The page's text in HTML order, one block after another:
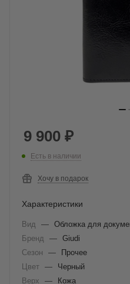
9 900 ₽
Есть в наличии
Хочу в подарок
Характеристики
Вид — Обложка для
Бренд
— Giudi
Сезон
—
Прочее
Цвет —
Черный
Верх
—
Кожа